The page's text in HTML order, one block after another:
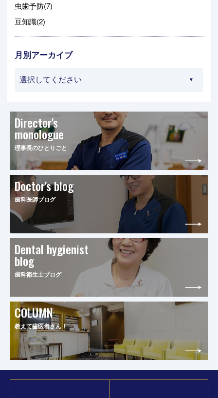
虫歯予防(7)
豆知識(2)
月別アーカイブ
Director's
monologue
理事長のひとりごと
Doctor's blog
歯科医師ブログ
Dental hygienist
blog
歯科衛生士ブログ
COLUMN
教えて歯医者さん！